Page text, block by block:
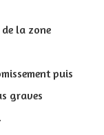
de la zone
puis
graves